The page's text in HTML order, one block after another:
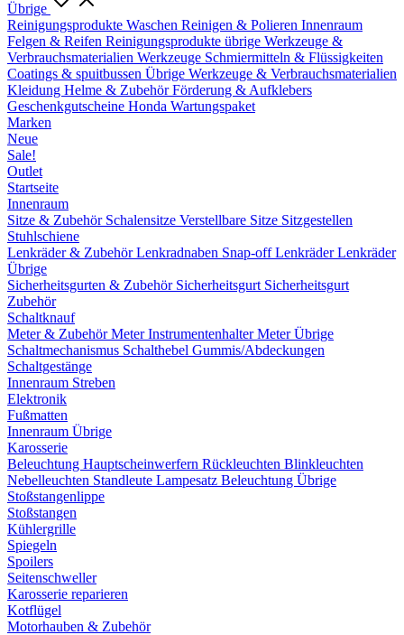
Übrige
Reinigungsprodukte Waschen Reinigen & Polieren Innenraum
Felgen & Reifen Reinigungsprodukte übrige Werkzeuge &
Verbrauchsmaterialien Werkzeuge Schmiermitteln & Flüssigkeiten
Coatings & spuitbussen Übrige Werkzeuge & Verbrauchsmaterialien
Kleidung Helme & ZubehörFörderung & Aufklebers
Geschenkgutscheine Honda Wartungspaket
Marken
Neue
Sale!
Outlet
Startseite
Innenraum
Sitze & Zubehör Schalensitze Verstellbare Sitze Sitzgestellen
Stuhlschiene
Lenkräder & ZubehörLenkradnaben Snap-offLenkräderLenkräder
Übrige
Sicherheitsgurten & Zubehör Sicherheitsgurt Sicherheitsgurt
Zubehör
Schaltknauf
Meter & ZubehörMeterInstrumentenhalterMeter Übrige
Schaltmechanismus Schalthebel Gummis/Abdeckungen
Schaltgestänge
Innenraum Streben
Elektronik
Fußmatten
Innenraum Übrige
Karosserie
Beleuchtung Hauptscheinwerfern Rückleuchten Blinkleuchten
Nebelleuchten Standleute Lampesatz Beleuchtung Übrige
Stoßstangenlippe
Stoßstangen
Kühlergrille
Spiegeln
Spoilers
Seitenschweller
Karosserie reparieren
Kotflügel
Motorhauben & Zubehör